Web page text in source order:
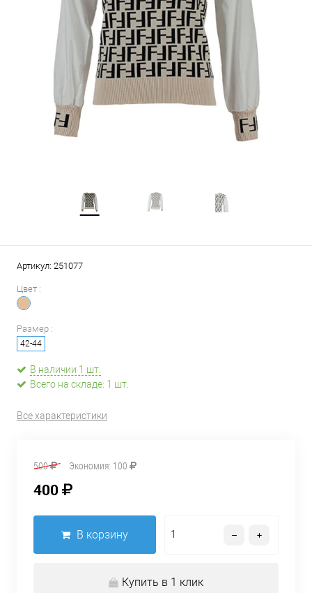
Артикул: 251077
Цвет :
Размер :
42-44
В наличии 1 шт.
Всего на складе: 1 шт.
Все характеристики
500 Экономия: 100
400
В корзину
Купить в 1 клик